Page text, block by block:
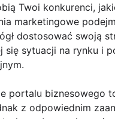
Twoi konkurenci,
marketingowe
dostosować swoją
się sytuacji na rynku i
portalu biznesowego
z odpowiednim